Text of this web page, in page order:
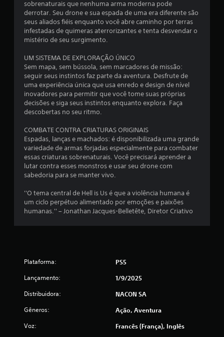
sobrenaturais que nenhuma arma moderna pode
derrotar. Seu drone e sua espada de uma era diferente são
seus aliados fiéis enquanto você abre caminho por terras
infestadas de quimeras aterrorizantes e tenta desvendar o
mistério de seu surgimento.
UM SISTEMA DE EXPLORAÇÃO ÚNICO
Sem mapa, sem bússola, sem marcadores de missão:
seguir seus instintos faz parte da aventura. Desfrute de
uma experiência única que usa enredo e design de nível
inovadores para permitir que você tome suas próprias
decisões e siga seus instintos enquanto explora. Faça
descobertas no seu ritmo.
COMBATE CONTRA CRIATURAS ORIGINAIS
Espadas, lanças e machados: é disponibilizada uma grande
variedade de armas forjadas especialmente para combater
essas criaturas sobrenaturais. Você precisará aprender a
lutar contra esses monstros e usar seu drone com
sabedoria para se manter vivo.
''O tema central de Hell is Us é que a violência humana é
um ciclo perpétuo alimentado por emoções e paixões
humanas.'' – Jonathan Jacques-Belletête, Diretor Criativo
Plataforma: PS5
Lançamento: 1/9/2025
Distribuidora: NACON SA
Gêneros: Ação, Aventura
Voz: Francês (França), Inglês